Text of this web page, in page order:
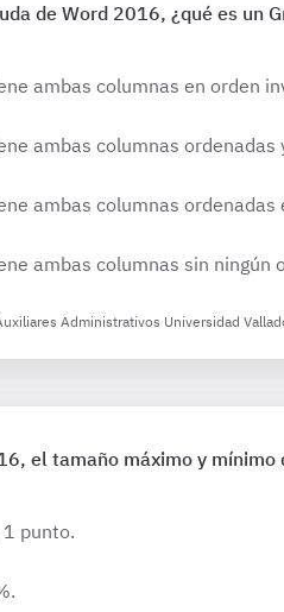
de Word 2016, ¿qué es un
ambas columnas en orden
ambas columnas
ambas columnas ordenadas
ambas columnas sin ningún
Administrativos Universidad
el tamaño máximo y mínimo
punto.